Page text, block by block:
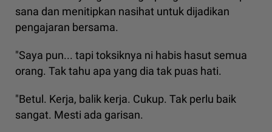
sana dan menitipkan nasihat untuk dijadikan
pengajaran bersama.
"Saya pun... tapi toksiknya ni habis hasut semua
orang. Tak tahu apa yang dia tak puas hati.
"Betul. Kerja, balik kerja. Cukup. Tak perlu baik
sangat. Mesti ada garisan.